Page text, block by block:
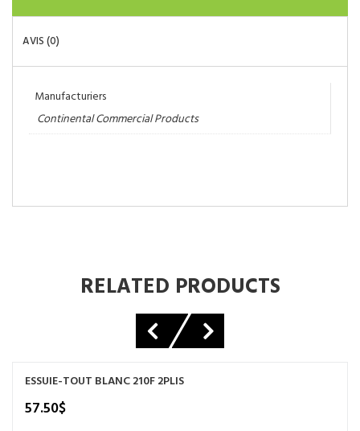
AVIS (0)
Manufacturiers
Continental Commercial Products
RELATED PRODUCTS
ESSUIE-TOUT BLANC 210F 2PLIS
57.50$